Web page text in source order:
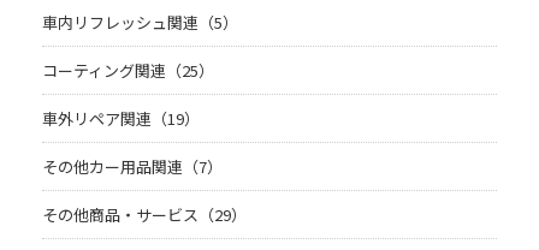
車内リフレッシュ関連（5）
コーティング関連（25）
車外リペア関連（19）
その他カー用品関連（7）
その他商品・サービス（29）